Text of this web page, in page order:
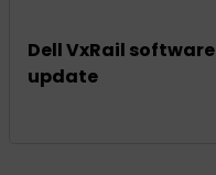
Dell VxRail software
update